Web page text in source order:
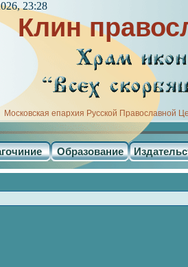
Клин
Московская епархия Русской Православной
Образование
23:28